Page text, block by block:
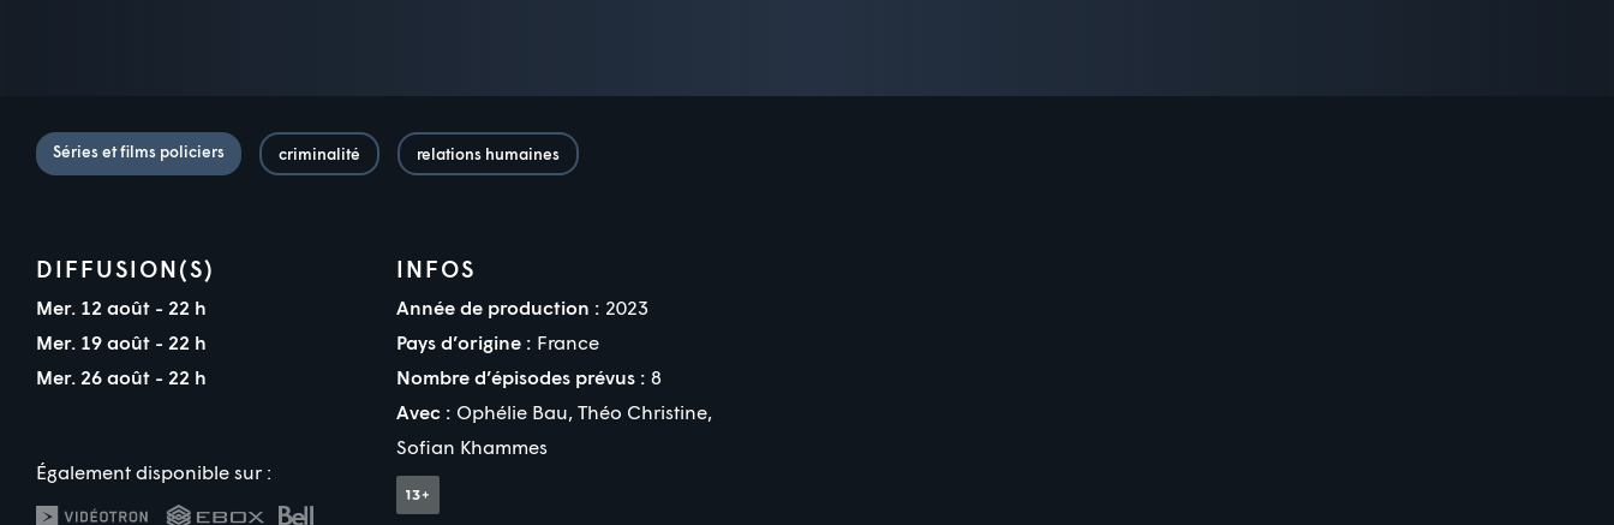
Séries et films policiers criminalité relations humaines
DIFFUSION(S)
Mer. 12 août - 22 h
Mer. 19 août - 22 h
Mer. 26 août - 22 h
Également disponible sur :
INFOS
Année de production : 2023
Pays d’origine : France
Nombre d’épisodes prévus : 8
Avec : Ophélie Bau Théo Christine
Sofian Khammes